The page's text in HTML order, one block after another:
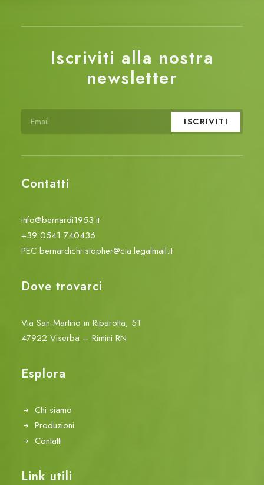
Iscriviti alla nostra
newsletter
Contatti
info@bernardi1953.it
+39 0541 740436
PEC bernardichristopher@cia.legalmail.it
Dove trovarci
Via San Martino in Riparotta, 5T
47922 Viserba – Rimini RN
Esplora
Chi siamo
Produzioni
Contatti
Link utili